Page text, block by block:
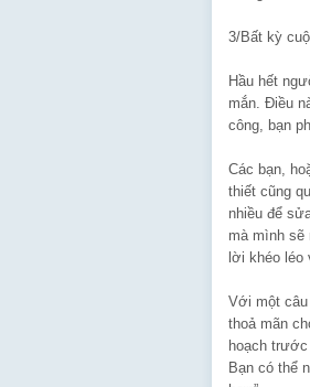
3/Bất kỳ
Hầu hết
mắn. Điều
công, bạn
Các bạn,
thiết cũng
nhiều để
mà mình sẽ
lời khéo léo
Với một câu
thoả mãn
hoạch
Bạn có thể